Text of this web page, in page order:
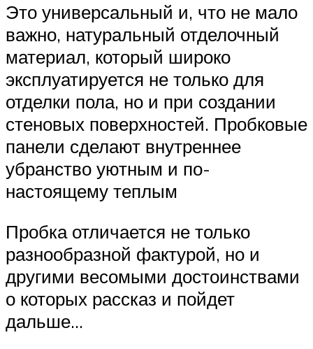
Это универсальный и, что не мало
важно, натуральный отделочный
материал, который широко
эксплуатируется не только для
отделки пола, но и при создании
стеновых поверхностей. Пробковые
панели сделают внутреннее
убранство уютным и по-
настоящему теплым
Пробка отличается не только
разнообразной фактурой, но и
другими весомыми достоинствами
о которых рассказ и пойдет
дальше…